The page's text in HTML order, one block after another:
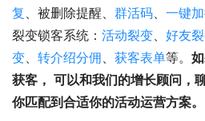
复 、被删除提醒、 群活码、 一键
裂变锁客系统： 活动裂变、 好友
变、 转介绍分佣、 获客表单等。
获客， 可以和我们的增长顾问，
你匹配到合适你的活动运营方案。